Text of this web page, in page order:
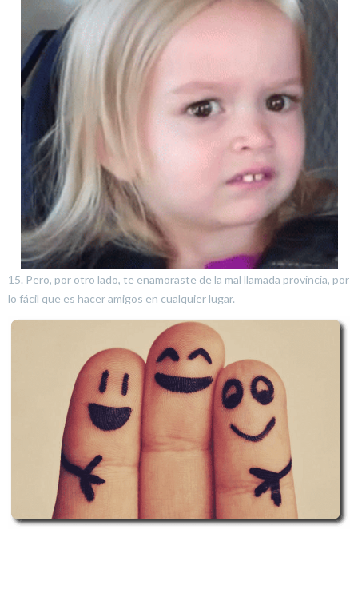
15. Pero, por otro lado, te enamoraste de la mal llamada provincia, por
lo fácil que es hacer amigos en cualquier lugar.